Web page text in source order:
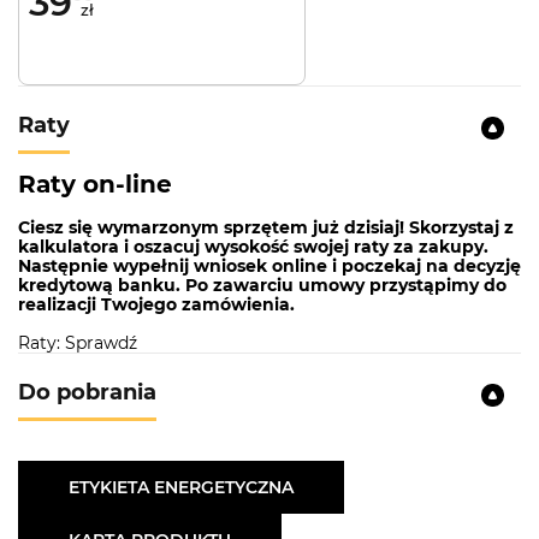
użytkowania i wspiera oszczędność energii. To
kuchnię po gotowaniu bez konieczności pamiętania
o wyłączeniu urządzenia.
Okap Kernau KCH 0335 B oferuje dwa tryby pracy –
jako wyciąg, który usuwa opary na zewnątrz
budynku, lub jako pochłaniacz z filtrami węglowymi,
które oczyszczają powietrze wewnątrz kuchni.
kuchniach z dostępem do wentylacji, jak i w
pomieszczeniach bez kanału odprowadzającego.
zł
Raty
Raty on-line
Ciesz się wymarzonym sprzętem już dzisiaj! Skorzystaj z
kalkulatora i oszacuj wysokość swojej raty za zakupy.
Następnie wypełnij wniosek online i poczekaj na decyzję
kredytową banku. Po zawarciu umowy przystąpimy do
realizacji Twojego zamówienia.
Raty: Sprawdź
Do pobrania
ETYKIETA ENERGETYCZNA